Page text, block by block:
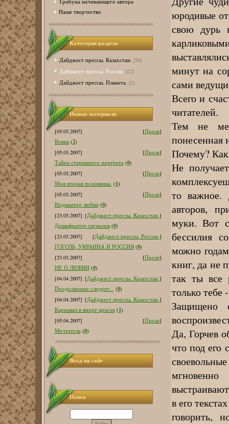
Трибуна начинающего автора
Наше творчество
Категории раздела
Дайджест прессы. Казахстан. [54]
Дайджест прессы. Россия. [22]
Дайджест прессы. Планета. [2]
Новые материалв
[05.03.2007] [Проза]
Вовка (2)
[05.03.2007]
[Проза]
Тайна старинного портрета (0)
[05.03.2007]
[Проза]
Моя вторая половинка. (1)
[05.03.2007]
[Проза]
Индикатор любви (0)
[23.03.2007] [Дайджест прессы. Казахстан.]
Дешифратор сигналов (0)
[23.03.2007]
[Дайджест прессы. Россия.]
ГОГОЛЬ, УКРАИНА И РОССИЯ (0)
[23.03.2007]
[Проза]
НЕ О ЛЮБВИ (0)
[04.04.2007] [Дайджест прессы. Казахстан.]
Продолжение следует... (0)
[04.04.2007] [Дайджест прессы. Казахстан.]
Карнавал в вихре красок (1)
[05.04.2007]
[Проза]
Мечтатель (0)
Вход на сайт
Поиск
юродивые
свою дурь
минут на
сами
Всего и
читателей.
Тем не
понесенная
Почему?
Не
то важное.
авторов,
муки. Вот
бессилия
можно
книг, да не
так ты все
только тебе
Защищено
Да, Горчев
что под его
в его
говорить,